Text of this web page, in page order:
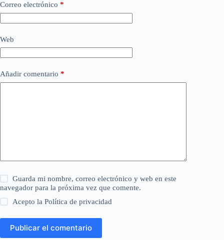
Correo electrónico *
Web
Añadir comentario *
Guarda mi nombre, correo electrónico y web en este
navegador para la próxima vez que comente.
Acepto laPolítica de privacidad
Publicar el comentario